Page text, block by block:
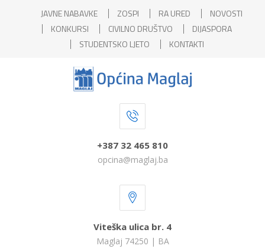
JAVNE NABAVKE ZOSPI RA URED
NOVOSTI
KONKURSI
CIVILNO DRUŠTVO
DIJASPORA
STUDENTSKO LJETO
KONTAKTI
+387 32 465 810
opcina@maglaj.ba
Viteška ulica br. 4
Maglaj 74250 | BA